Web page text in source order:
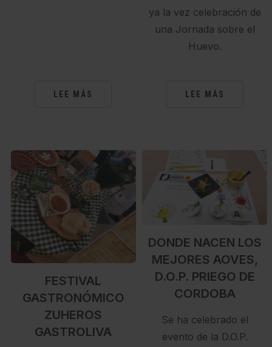
LEE MÁS
ya la vez celebración de
una Jornada sobre el
Huevo.
LEE MÁS
FESTIVAL
GASTRONÓMICO
ZUHEROS
GASTROLIVA
DONDE NACEN LOS
MEJORES AOVES,
D.O.P. PRIEGO DE
CORDOBA
Se ha celebrado el
evento de la D.O.P.